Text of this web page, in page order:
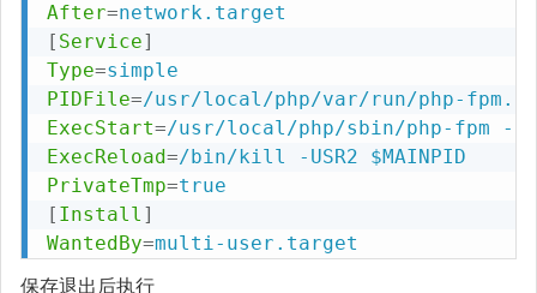
After=network.target
[ Service]
Type=simple
PIDFile=/usr/local/php/var/run/php-
ExecStart=/usr/local/php/sbin/php-fpm --
ExecReload=/bin/kill -USR2 $MAINPID
PrivateTmp=true
[ Install ]
WantedBy=multi-user.target
保存退出后执行